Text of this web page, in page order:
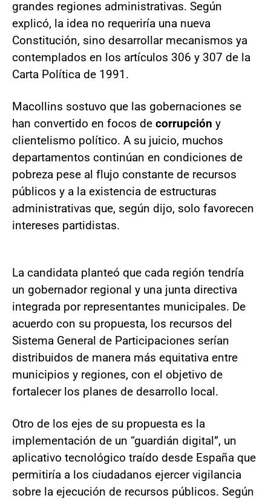
grandes regiones administrativas. Según
explicó, la idea no requeriría una nueva
Constitución, sino desarrollar mecanismos ya
contemplados en los artículos 306 y 307 de la
Carta Política de 1991.
Macollins sostuvo que las gobernaciones se
han convertido en focos de corrupción y
clientelismo político. A su juicio, muchos
departamentos continúan en condiciones de
pobreza pese al flujo constante de recursos
públicos y a la existencia de estructuras
administrativas que, según dijo, solo favorecen
intereses partidistas.
La candidata planteó que cada región tendría
un gobernador regional y una junta directiva
integrada por representantes municipales. De
acuerdo con su propuesta, los recursos del
Sistema General de Participaciones serían
distribuidos de manera más equitativa entre
municipios y regiones, con el objetivo de
fortalecer los planes de desarrollo local.
Otro de los ejes de su propuesta es la
implementación de un “guardián digital”, un
aplicativo tecnológico traído desde España que
permitiría a los ciudadanos ejercer vigilancia
sobre la ejecución de recursos públicos. Según